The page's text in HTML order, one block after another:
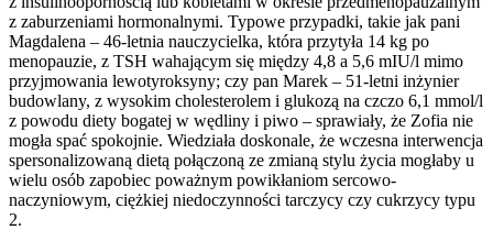
z zaburzeniami hormonalnymi. Typowe przypadki, takie jak pani
Magdalena – 46-letnia nauczycielka, która przytyła 14 kg po
menopauzie, z TSH wahającym się między 4,8 a 5,6 mIU/l mimo
przyjmowania lewotyroksyny; czy pan Marek – 51-letni inżynier
budowlany, z wysokim cholesterolem i glukozą na czczo 6,1 mmol/l
z powodu diety bogatej w wędliny i piwo – sprawiały, że Zofia nie
mogła spać spokojnie. Wiedziała doskonale, że wczesna interwencja
spersonalizowaną dietą połączoną ze zmianą stylu życia mogłaby u
wielu osób zapobiec poważnym powikłaniom sercowo-
naczyniowym, ciężkiej niedoczynności tarczycy czy cukrzycy typu
2.